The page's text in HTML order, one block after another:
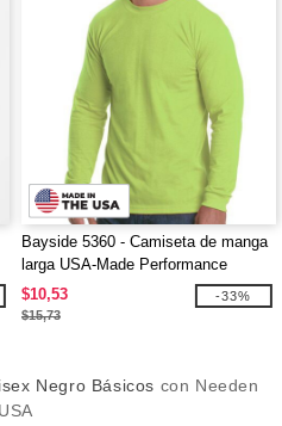
Bayside 5360 - Camiseta de manga
larga USA-Made Performance
$10,53
$15,73
-33%
Negro Básicos con Needen
USA